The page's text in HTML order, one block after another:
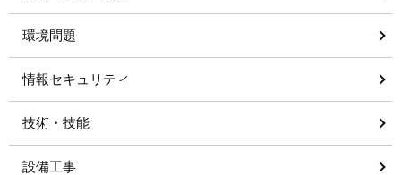
環境問題
情報セキュリティ
技術・技能
設備工事